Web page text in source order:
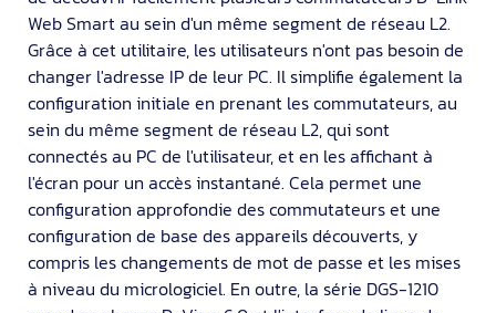
Web Smart au sein d'un même segment de réseau L2.
Grâce à cet utilitaire, les utilisateurs n'ont pas besoin de
changer l'adresse IP de leur PC. Il simplifie également la
configuration initiale en prenant les commutateurs, au
sein du même segment de réseau L2, qui sont
connectés au PC de l'utilisateur, et en les affichant à
l'écran pour un accès instantané. Cela permet une
configuration approfondie des commutateurs et une
configuration de base des appareils découverts, y
compris les changements de mot de passe et les mises
à niveau du micrologiciel. En outre, la série DGS-1210